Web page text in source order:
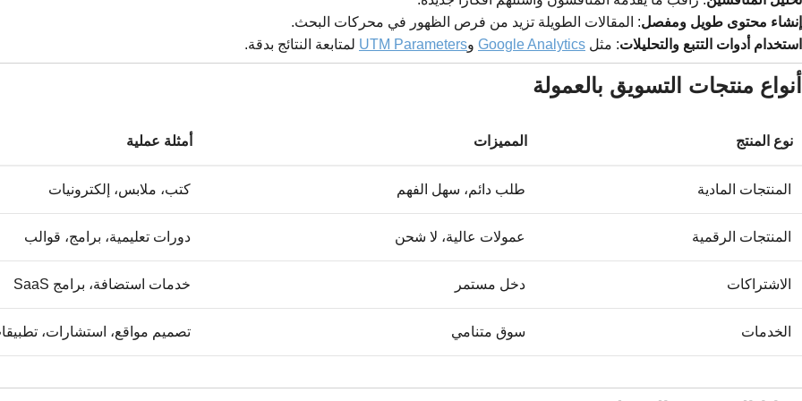
إنشاء محتوى طويل ومفصل: المقالات الطويلة تزيد من فرص الظهور في محركات البحث.
استخدام أدوات التتبع والتحليلات: مثل Google Analytics وUTM Parameters لمتابعة النتائج بدقة.
أنواع منتجات التسويق بالعمولة
نوع المنتج المميزات أمثلة عملية
المنتجات المادية طلب دائم، سهل الفهم كتب، ملابس، إلكترونيات
المنتجات الرقمية عمولات عالية، لا شحن دورات تعليمية، برامج، قوالب
الاشتراكات دخل مستمر خدمات استضافة، برامج SaaS
الخدمات سوق متنامي تصميم مواقع، استشارات،